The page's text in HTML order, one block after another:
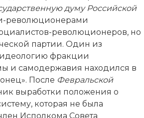
думу Российской
революционерами
революционеров, но
партии. Один из
идеологию фракции
и самодержавия находился в
После Февральской
выработки положения о
которая не была
Исполкома Совета